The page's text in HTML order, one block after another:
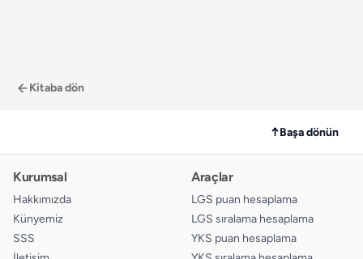
Kitaba dön
↑Başa dönün
Kurumsal
Hakkımızda
Künyemiz
SSS
Araçlar
LGS puan hesaplama
LGS sıralama hesaplama
YKS puan hesaplama